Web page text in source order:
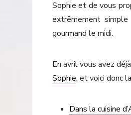
Sophie et de vous
extrêmement
gourmand le midi.
En avril vous avez
Sophie, et voici donc
Dans la cuisine